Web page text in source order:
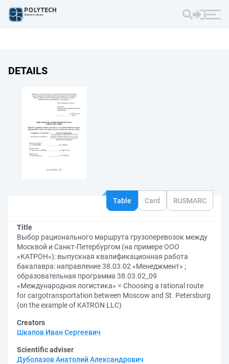
DETAILS
Table Card RUSMARC
Title
Выбор рационального маршрута грузоперевозок между
Москвой и Санкт-Петербургом (на примере ООО
«КАТРОН»): выпускная квалификационная работа
бакалавра: направление 38.03.02 «Менеджмент» ;
образовательная программа 38.03.02_09
«Международная логистика» = Choosing a rational route
for cargotransportation between Moscow and St. Petersburg
(on the example of KATRON LLC)
Creators
Шкапов Иван Сергеевич
Scientific adviser
Дуболазов Анатолий Александрович